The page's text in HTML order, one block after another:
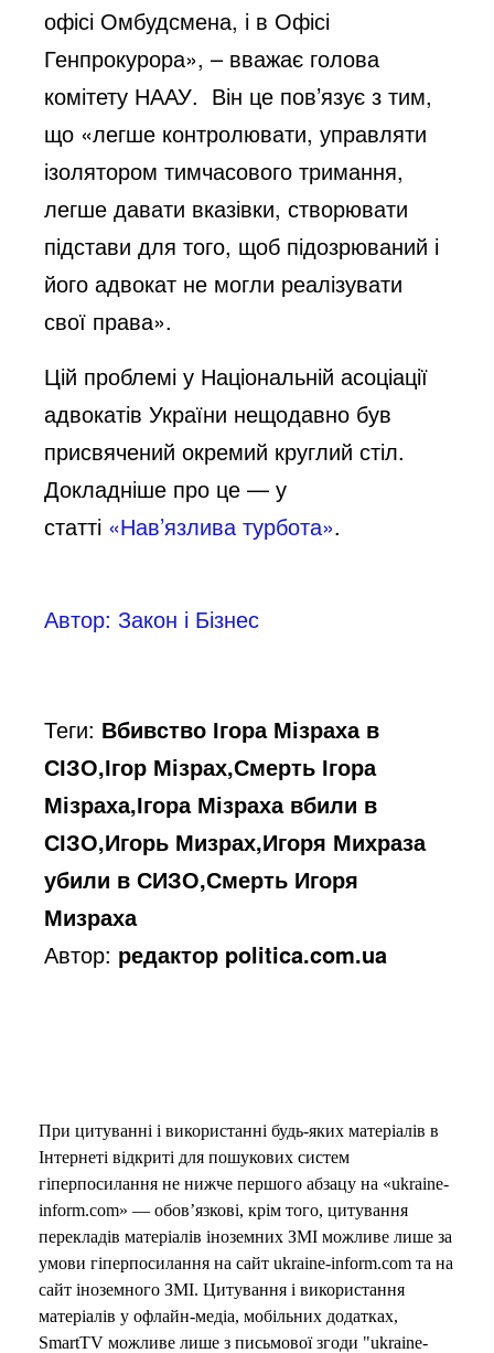
офісі Омбудсмена, і в Офісі
Генпрокурора», – вважає голова
комітету НААУ. Він це пов’язує з тим,
що «легше контролювати, управляти
ізолятором тимчасового тримання,
легше давати вказівки, створювати
підстави для того, щоб підозрюваний і
його адвокат не могли реалізувати
свої права».
Цій проблемі у Національній асоціації
адвокатів України нещодавно був
присвячений окремий круглий стіл.
Докладніше про це — у
статті «Нав’язлива турбота».
Автор: Закон і Бізнес
Теги: Вбивство Ігора Мізраха в
СІЗО,Ігор Мізрах,Смерть Ігора
Мізраха,Ігора Мізраха вбили в
СІЗО,Игорь Мизрах,Игоря Михраза
убили в СИЗО,Смерть Игоря
Мизраха
Автор: редактор politica.com.ua
При цитуванні і використанні будь-яких матеріалів в
Інтернеті відкриті для пошукових систем
гіперпосилання не нижче першого абзацу на «ukraine-
inform.com» — обов’язкові, крім того, цитування
перекладів матеріалів іноземних ЗМІ можливе лише за
умови гіперпосилання на сайт ukraine-inform.com та на
сайт іноземного ЗМІ. Цитування і використання
матеріалів у офлайн-медіа, мобільних додатках,
SmartTV можливе лише з письмової згоди "ukraine-